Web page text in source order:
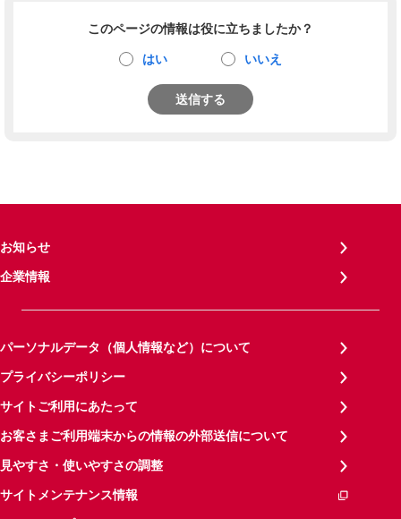
このページの情報は役に立ちましたか？
はい いいえ
送信する
お知らせ
企業情報
パーソナルデータ（個人情報など）について
プライバシーポリシー
サイトご利用にあたって
お客さまご利用端末からの情報の外部送信について
見やすさ・使いやすさの調整
サイトメンテナンス情報